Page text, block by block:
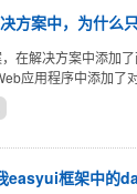
方案中，为什么
在解决方案中添加
应用程序中添加了
easyui框架中的